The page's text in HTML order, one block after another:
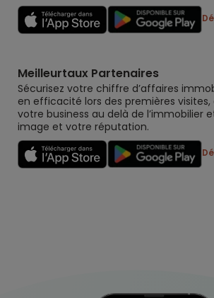
Meilleurtaux Partenaires
Sécurisez votre chiffre d’affaires
en efficacité lors des premières visites,
votre business au delà de l’immobilier
image et votre réputation.